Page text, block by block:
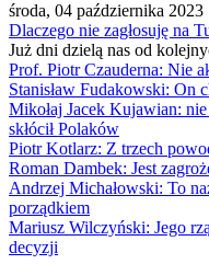
środa, 04 października 2023
Dlaczego nie zagłosuję na
Już dni dzielą nas od
Prof. Piotr Czauderna: Nie
Stanisław Fudakowski: On
Mikołaj Jacek Kujawian:
skłócił Polaków
Piotr Kotlarz: Z trzech
Roman Dambek: Jest
Andrzej Michałowski: To
porządkiem
Mariusz Wilczyński: Jego
decyzji